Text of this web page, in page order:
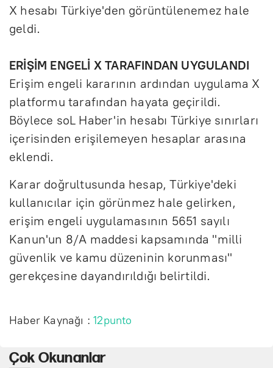
X hesabı Türkiye'den görüntülenemez hale
geldi.
ERİŞİM ENGELİ X TARAFINDAN UYGULANDI
Erişim engeli kararının ardından uygulama X
platformu tarafından hayata geçirildi.
Böylece soL Haber'in hesabı Türkiye sınırları
içerisinden erişilemeyen hesaplar arasına
eklendi.
Karar doğrultusunda hesap, Türkiye'deki
kullanıcılar için görünmez hale gelirken,
erişim engeli uygulamasının 5651 sayılı
Kanun'un 8/A maddesi kapsamında "milli
güvenlik ve kamu düzeninin korunması"
gerekçesine dayandırıldığı belirtildi.
Haber Kaynağı :12punto
Çok Okunanlar